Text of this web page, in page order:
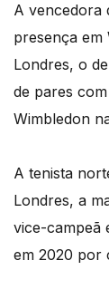
A vencedora
presença
Londres, o
de pares
Wimbledon
A tenista
Londres, a
vice-campeã
em 2020 por